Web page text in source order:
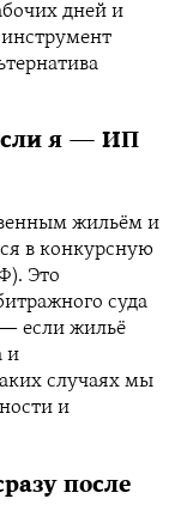
дней и
я — ИП
жильём и
в конкурсную
Это
суда
если жильё
и
случаях мы
и
после